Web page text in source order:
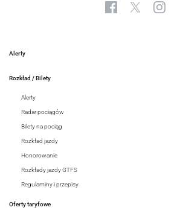
Alerty
Rozkład / Bilety
Alerty
Radar pociągów
Bilety na pociąg
Rozkład jazdy
Honorowanie
Rozkłady jazdy GTFS
Regulaminy i przepisy
Oferty taryfowe